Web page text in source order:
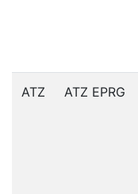
ATZ ATZ EPRG